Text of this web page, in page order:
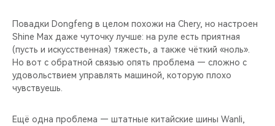
Повадки Dongfeng в целом похожи на Chery, но настроен
Shine Max даже чуточку лучше: на руле есть приятная
(пусть и искусственная) тяжесть, а также чёткий «ноль».
Но вот с обратной связью опять проблема — сложно с
удовольствием управлять машиной, которую плохо
чувствуешь.
Ещё одна проблема — штатные китайские шины Wanli,